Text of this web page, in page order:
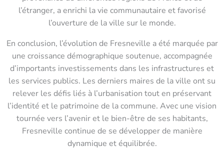
l’étranger, a enrichi la vie communautaire et favorisé
l’ouverture de la ville sur le monde.
En conclusion, l’évolution de Fresneville a été marquée par
une croissance démographique soutenue, accompagnée
d’importants investissements dans les infrastructures et
les services publics. Les derniers maires de la ville ont su
relever les défis liés à l’urbanisation tout en préservant
l’identité et le patrimoine de la commune. Avec une vision
tournée vers l’avenir et le bien-être de ses habitants,
Fresneville continue de se développer de manière
dynamique et équilibrée.